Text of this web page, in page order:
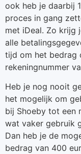
ook heb je daarbij
proces in gang
met iDeal. Zo krijg
alle
tijd om het bedrag
rekeningnummer
Heb je nog nooit
het mogelijk om
bij Shoeby tot een
wat vaker gebruik
Dan heb je de
bedrag van 400